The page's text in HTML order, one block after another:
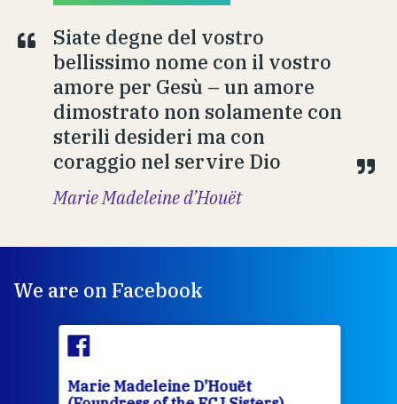
Siate degne del vostro
bellissimo nome con il vostro
amore per Gesù – un amore
dimostrato non solamente con
sterili desideri ma con
coraggio nel servire Dio
Marie Madeleine d’Houët
We are on Facebook
Marie Madeleine D'Houët